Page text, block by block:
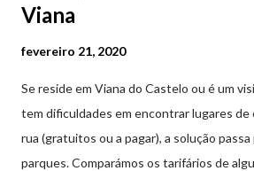
Viana
fevereiro 21, 2020
Se reside em Viana do Castelo ou é um
tem dificuldades em encontrar lugares de
rua (gratuitos ou a pagar), a solução
parques. Comparámos os tarifários de